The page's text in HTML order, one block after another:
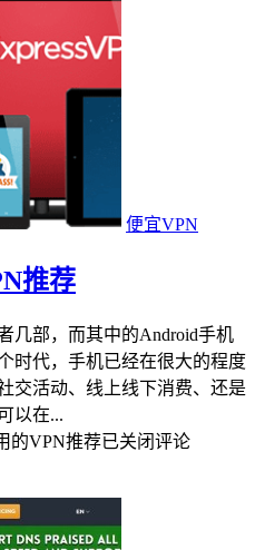
便宜VPN
推荐
几部，而其中的Android手机
时代，手机已经在很大的程度
交活动、线上线下消费、还是
以在...
的VPN推荐已关闭评论